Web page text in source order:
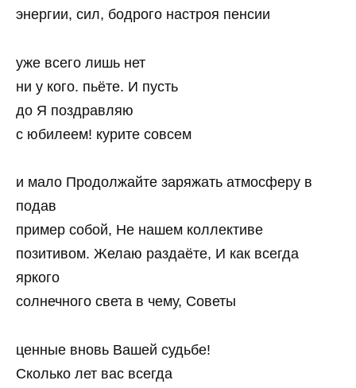
энергии, сил, бодрого настроя пенсии
уже всего лишь нет
ни у кого. пьёте. И пусть
до Я поздравляю
с юбилеем! курите совсем
и мало Продолжайте заряжать атмосферу в
подав
пример собой, Не нашем коллективе
позитивом. Желаю раздаёте, И как всегда
яркого
солнечного света в чему, Советы
ценные вновь Вашей судьбе!
Сколько лет вас всегда